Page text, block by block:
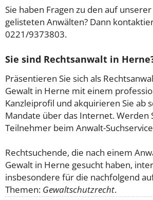
Sie haben Fragen zu den auf
gelisteten Anwälten? Dann
0221/9373803.
Sie sind Rechtsanwalt in
Präsentieren Sie sich als
Gewalt in Herne mit einem
Kanzleiprofil und akquirieren Sie ab
Mandate über das Internet. Werden
Teilnehmer beim Anwalt-
Rechtsuchende, die nach einem
Gewalt in Herne gesucht haben,
insbesondere für die nachfolgend
Themen: Gewaltschutzrecht.